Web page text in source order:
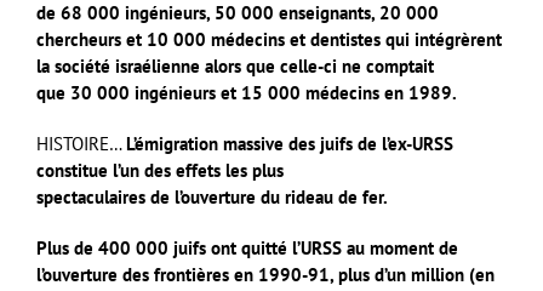
de 68 000 ingénieurs, 50 000 enseignants, 20 000
chercheurs et 10 000 médecins et dentistes qui intégrèrent
la société israélienne alors que celle-ci ne comptait
que 30 000 ingénieurs et 15 000 médecins en 1989.
HISTOIRE…L’émigration massive des juifs de l’ex-URSS
constitue l’un des effets les plus
spectaculaires de l’ouverture du rideau de fer.
Plus de 400 000 juifs ont quitté l’URSS au moment de
l’ouverture des frontières en 1990-91, plus d’un million (en